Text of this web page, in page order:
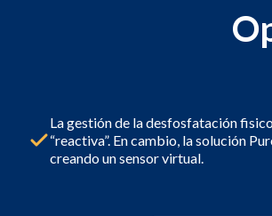
La gestión de la desfosfatación
“reactiva”. En cambio, la solución
creando un sensor virtual.